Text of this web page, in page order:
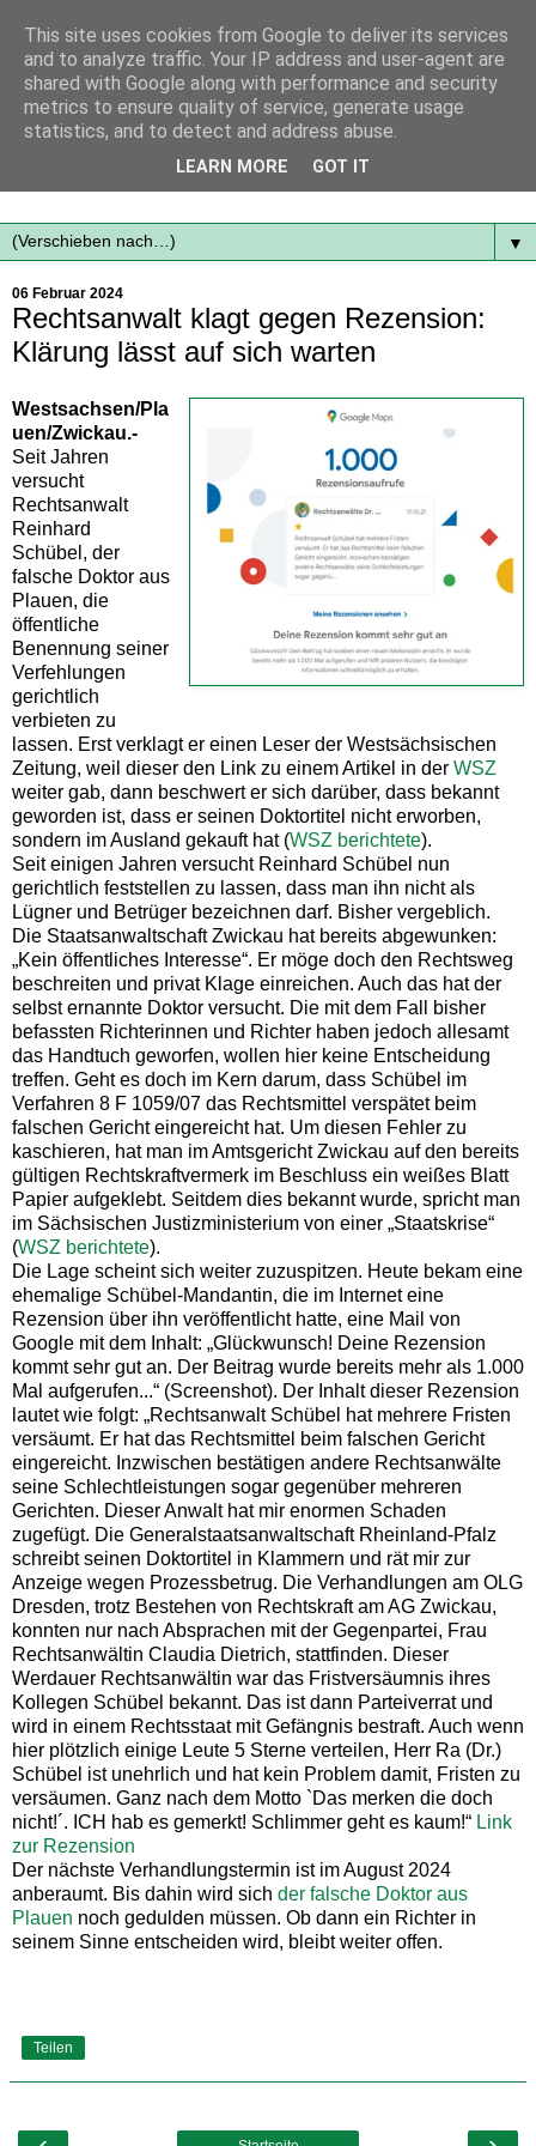
Mit frischen Themen aus der Region immer auf dem
▼
06 Februar 2024
Rechtsanwalt klagt gegen Rezension:
Klärung lässt auf sich warten
Westsachsen/Pla
uen/Zwickau.-
Seit Jahren
versucht
Rechtsanwalt
Reinhard
Schübel, der
falsche Doktor aus
Plauen, die
öffentliche
Benennung seiner
Verfehlungen
gerichtlich
verbieten zu
lassen. Erst verklagt er einen Leser der Westsächsischen
Zeitung, weil dieser den Link zu einem Artikel in der WSZ
weiter gab, dann beschwert er sich darüber, dass bekannt
geworden ist, dass er seinen Doktortitel nicht erworben,
sondern im Ausland gekauft hat (WSZ berichtete).
Seit einigen Jahren versucht Reinhard Schübel nun
gerichtlich feststellen zu lassen, dass man ihn nicht als
Lügner und Betrüger bezeichnen darf. Bisher vergeblich.
Die Staatsanwaltschaft Zwickau hat bereits abgewunken:
„Kein öffentliches Interesse“. Er möge doch den Rechtsweg
beschreiten und privat Klage einreichen. Auch das hat der
selbst ernannte Doktor versucht. Die mit dem Fall bisher
befassten Richterinnen und Richter haben jedoch allesamt
das Handtuch geworfen, wollen hier keine Entscheidung
treffen. Geht es doch im Kern darum, dass Schübel im
Verfahren 8 F 1059/07 das Rechtsmittel verspätet beim
falschen Gericht eingereicht hat. Um diesen Fehler zu
kaschieren, hat man im Amtsgericht Zwickau auf den bereits
gültigen Rechtskraftvermerk im Beschluss ein weißes Blatt
Papier aufgeklebt. Seitdem dies bekannt wurde, spricht man
im Sächsischen Justizministerium von einer „Staatskrise“
(WSZ berichtete).
Die Lage scheint sich weiter zuzuspitzen. Heute bekam eine
ehemalige Schübel-Mandantin, die im Internet eine
Rezension über ihn veröffentlicht hatte, eine Mail von
Google mit dem Inhalt: „Glückwunsch! Deine Rezension
kommt sehr gut an. Der Beitrag wurde bereits mehr als 1.000
Mal aufgerufen...“ (Screenshot). Der Inhalt dieser Rezension
lautet wie folgt: „Rechtsanwalt Schübel hat mehrere Fristen
versäumt. Er hat das Rechtsmittel beim falschen Gericht
eingereicht. Inzwischen bestätigen andere Rechtsanwälte
seine Schlechtleistungen sogar gegenüber mehreren
Gerichten. Dieser Anwalt hat mir enormen Schaden
zugefügt. Die Generalstaatsanwaltschaft Rheinland-Pfalz
schreibt seinen Doktortitel in Klammern und rät mir zur
Anzeige wegen Prozessbetrug. Die Verhandlungen am OLG
Dresden, trotz Bestehen von Rechtskraft am AG Zwickau,
konnten nur nach Absprachen mit der Gegenpartei, Frau
Rechtsanwältin Claudia Dietrich, stattfinden. Dieser
Werdauer Rechtsanwältin war das Fristversäumnis ihres
Kollegen Schübel bekannt. Das ist dann Parteiverrat und
wird in einem Rechtsstaat mit Gefängnis bestraft. Auch wenn
hier plötzlich einige Leute 5 Sterne verteilen, Herr Ra (Dr.)
Schübel ist unehrlich und hat kein Problem damit, Fristen zu
versäumen. Ganz nach dem Motto `Das merken die doch
nicht!´. ICH hab es gemerkt! Schlimmer geht es kaum!“ Link
zur Rezension
Der nächste Verhandlungstermin ist im August 2024
anberaumt. Bis dahin wird sich der falsche Doktor aus
Plauen noch gedulden müssen. Ob dann ein Richter in
seinem Sinne entscheiden wird, bleibt weiter offen.
Teilen
This site uses cookies from Google to deliver its services
and to analyze traffic. Your IP address and user-agent are
shared with Google along with performance and security
metrics to ensure quality of service, generate usage
statistics, and to detect and address abuse.
LEARN MORE GOT IT